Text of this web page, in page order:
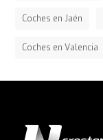
Coches en Jaén
Coches en Valencia